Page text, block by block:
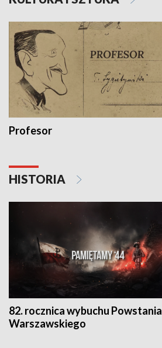
Profesor
HISTORIA
82. rocznica wybuchu Powstania
Warszawskiego